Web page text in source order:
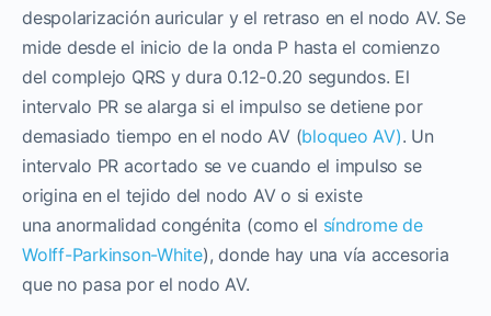
despolarización auricular y el retraso en el nodo AV. Se
mide desde el inicio de la onda P hasta el comienzo
del complejo QRS y dura 0.12-0.20 segundos. El
intervalo PR se alarga si el impulso se detiene por
demasiado tiempo en el nodo AV (bloqueo AV). Un
intervalo PR acortado se ve cuando el impulso se
origina en el tejido del nodo AV o si existe
una anormalidad congénita (como el síndrome de
Wolff-Parkinson-White), donde hay una vía accesoria
que no pasa por el nodo AV.